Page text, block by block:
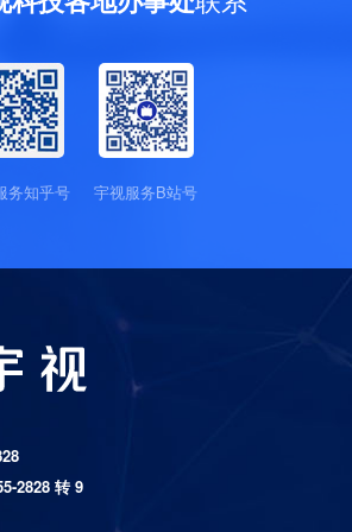
务知乎号 宇视服务B站号
2828 转 9